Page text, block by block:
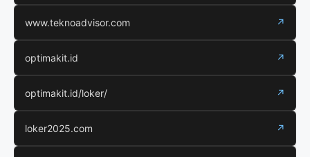
www.teknoadvisor.com ↗
optimakit.id ↗
optimakit.id/loker/ ↗
loker2025.com ↗